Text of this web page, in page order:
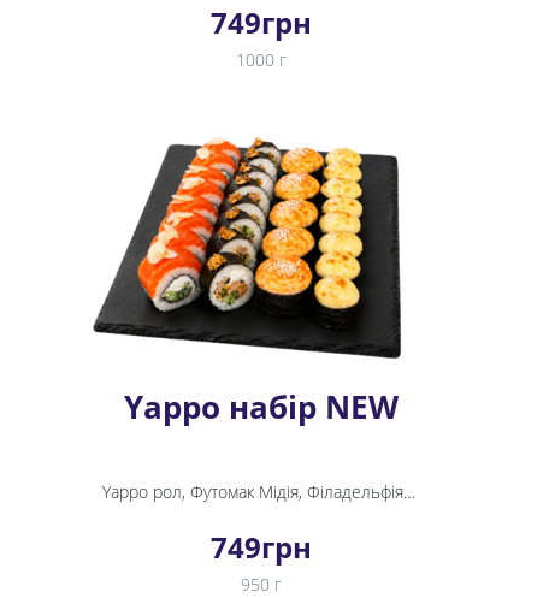
749грн
1000 г
Yappo набір NEW
Yappo рол, Футомак Мідія, Філадельфія Спайсі, Крабік хот міні рол
749грн
950 г